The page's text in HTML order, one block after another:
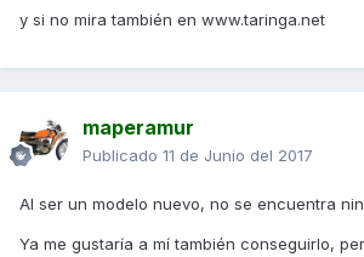
y si no mira también en www.taringa.net
maperamur
Publicado 11 de Junio del 2017
Al ser un modelo nuevo, no se encuentra
Ya me gustaría a mí también conseguirlo,